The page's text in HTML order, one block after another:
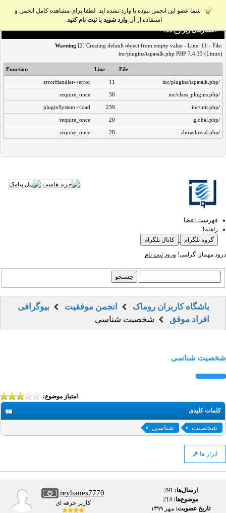
شما عضو این انجمن نبوده یا وارد نشده اید. لطفا برای مشاهده کامل انجمن و
استفاده از آن وارد شوید یاثبت نام کنید .
اخطار‌های زیر رخ داد:
Warning [2] Creating default object from empty value - Line: 11 - File:
inc/plugins/tapatalk.php PHP 7.4.33 (Linux)
File
Line
Function
/inc/plugins/tapatalk.php
11
errorHandler->error
/inc/class_plugins.php
38
require_once
/inc/init.php
239
pluginSystem->load
/global.php
20
require_once
/showthread.php
28
require_once
فهرست اعضا
راهنما
گروه تلگرام
کانال تلگرام
درود مهمان گرامی! ورود ثبت نام
باشگاه کاربران روماک انجمن موفقیت
بیوگرافی
افراد موفق
شخصیت شناسی
شخصیت شناسی
امتیاز موضوع:
کلمات کلیدی
شخصیت شناسی
ابزار ها
reyhanes7770
کاربر حرفه ای
ارسال‌ها: 291
موضوع‌ها:
تاریخ عضویت: مهر ۱۳۹۹